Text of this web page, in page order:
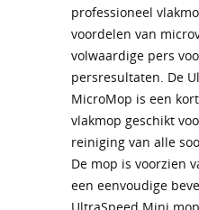
professioneel
voordelen van
volwaardige pers
persresultaten. De
MicroMop is een
vlakmop geschikt
reiniging van alle
De mop is voorzien
een eenvoudige
UltraSpeed Mini